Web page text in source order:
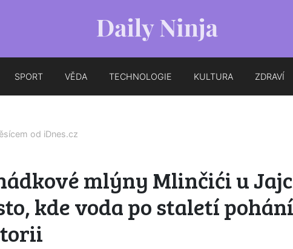
SPORT VĚDA TECHNOLOGIE KULTURA ZDRAVÍ
od iDnes.cz
mlýny Mlinčići u
kde voda po staletí pohání